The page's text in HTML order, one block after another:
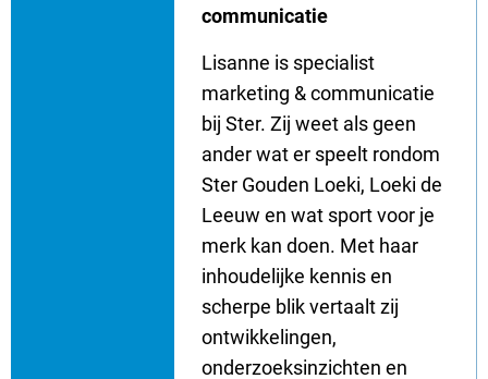
communicatie
Lisanne is specialist
marketing & communicatie
bij Ster. Zij weet als geen
ander wat er speelt rondom
Ster Gouden Loeki, Loeki de
Leeuw en wat sport voor je
merk kan doen. Met haar
inhoudelijke kennis en
scherpe blik vertaalt zij
ontwikkelingen,
onderzoeksinzichten en